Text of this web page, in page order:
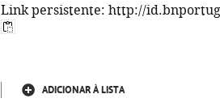
Link persistente: http://
ADICIONAR À LISTA